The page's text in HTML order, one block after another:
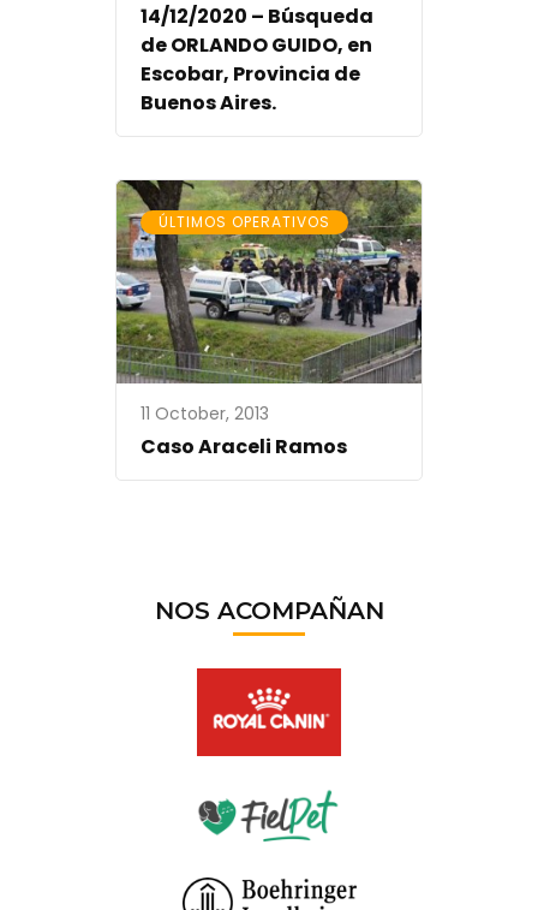
14/12/2020 – Búsqueda
de ORLANDO GUIDO, en
Escobar, Provincia de
Buenos Aires.
ÚLTIMOS OPERATIVOS
11 October, 2013
Caso Araceli Ramos
NOS ACOMPAÑAN